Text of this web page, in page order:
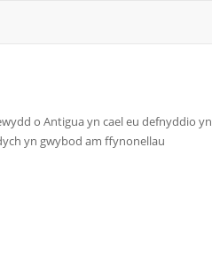
o Antigua yn cael eu defnyddio yn
yn gwybod am ffynonellau